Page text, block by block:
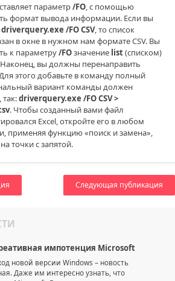
параметр/FO, с помощью
формат вывода информации. Если вы
driverquery.exe /FO CSV, то список
в окне в нужном нам формате CSV. Вы
к параметру/FOзначение list(списком)
вы должны перенаправить
этого добавьте в команду полный
вариант команды должен
driverquery.exe /FO CSV >
. Чтобы созданный вами файл
Excel, откройте его в любом
применяя функцию «поиск и замена»,
точки с запятой.
Следующая публикация
импотенция Microsoft
новой версии Windows – новость
Даже им интересно узнать, что